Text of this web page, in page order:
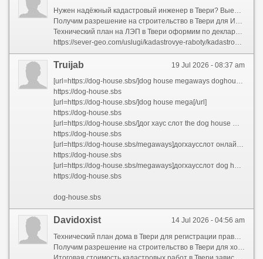
Получим разрешение на строительство в Твери для ИЖС. Подготовим схему планировки. Срок от 5 рабочих дней.
Технический план на ЛЭП в Твери оформим по декларации. Привяжем к КПТ. Цена договорная.
https://sever-geo.com/uslugi/kadastrovye-raboty/kadastrovyj-inzhener/
19 Jul 2026 - 08:37 am
Truijab
[url=https://dog-house.sbs/]dog house megaways doghouse slot онлайн[/url]
https://dog-house.sbs
[url=https://dog-house.sbs/]dog house mega[/url]
https://dog-house.sbs
[url=https://dog-house.sbs/]дог хаус слот the dog house megaways demo в рублях[/url]
https://dog-house.sbs
[url=https://dog-house.sbs/megaways]догхаусслот онлайн dog house слот[/url]
https://dog-house.sbs
[url=https://dog-house.sbs/megaways]догхаусслот dog house megaways demo[/url]
https://dog-house.sbs
dog-house.sbs
14 Jul 2026 - 04:56 am
Davidoxist
Технический план дома в Твери для регистрации права составим за с выездом замерщика. Сделаем декларацию без лишних документов.
Получим разрешение на строительство в Твери для хозблока. Подготовим схему планировки. Срок без отказа.